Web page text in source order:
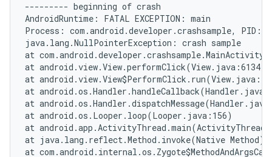
--------- beginning of crash
AndroidRuntime: FATAL EXCEPTION: main
Process: com.android.developer.crashsample, PID:
java.lang.NullPointerException: crash sample
at
at android.view.View.performClick(View.java:6134)
at
at
at
at android.os.Looper.loop(Looper.java:156)
at
at java.lang.reflect.Method.invoke(Native Method)
at